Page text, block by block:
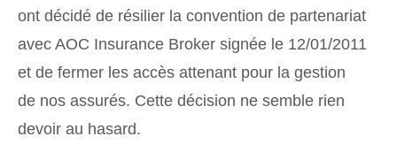
ont décidé de résilier la convention de partenariat
avec AOC Insurance Broker signée le 12/01/2011
et de fermer les accès attenant pour la gestion
de nos assurés. Cette décision ne semble rien
devoir au hasard.